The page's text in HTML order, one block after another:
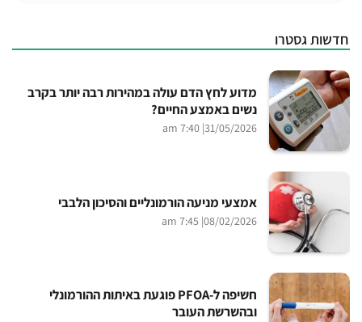
חדשות גסטרו
מדוע לחץ הדם עולה במהירות רבה יותר בקרב
נשים באמצע החיים?
31/05/2026
| 7:40 am
אמצעי מניעה הורמונליים והסיכון הלבבי
08/02/2026
| 7:45 am
חשיפה ל-PFOA פוגעת באיתות ההורמונלי
ובהשרשת העובר